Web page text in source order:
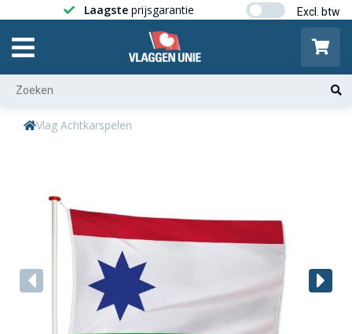
Laagste prijsgarantie Gratis
Vlag Achtkarspelen